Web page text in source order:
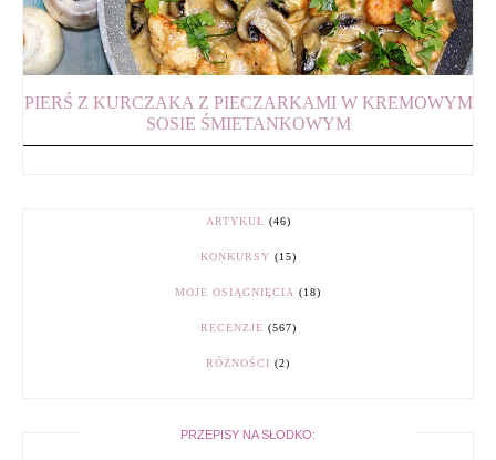
PIERŚ Z KURCZAKA Z PIECZARKAMI W KREMOWYM
SOSIE ŚMIETANKOWYM
ARTYKUŁ (46)
KONKURSY (15)
MOJE OSIĄGNIĘCIA (18)
RECENZJE (567)
RÓŻNOŚCI (2)
PRZEPISY NA SŁODKO: